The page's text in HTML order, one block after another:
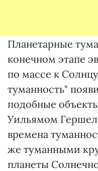
Планетарные
конечном этапе
по массе к
туманность"
подобные
Уильямом
времена
же туманными
планеты